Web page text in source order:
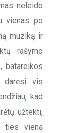
neleido
vienas po
muziką ir
rašymo
batareikos
darėsi vis
kad
užtekti,
ties viena